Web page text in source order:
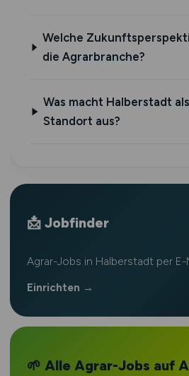
Welche
die Agrarbranche?
Was macht Halberstadt
Standort aus?
📩 Jobfinder
Agrar-Jobs in Halberstadt per E-
Einrichten →
🌱 Alle Agrar-Jobs auf